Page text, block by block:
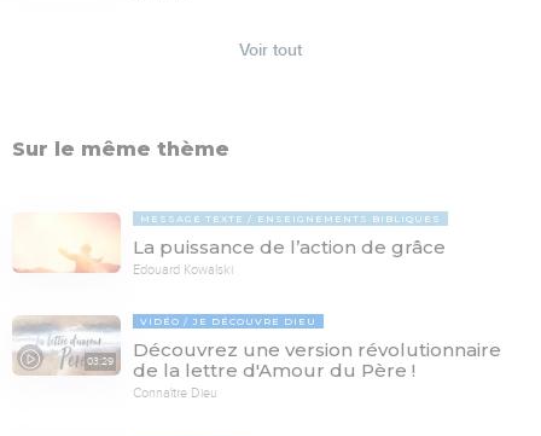
Voir tout
Sur le même thème
MESSAGE TEXTE ENSEIGNEMENTS BIBLIQUES
La puissance de l’action de grâce
Edouard Kowalski
03:29
VIDÉO JE DÉCOUVRE DIEU
Découvrez une version révolutionnaire
de la lettre d'Amour du Père !
Connaître Dieu